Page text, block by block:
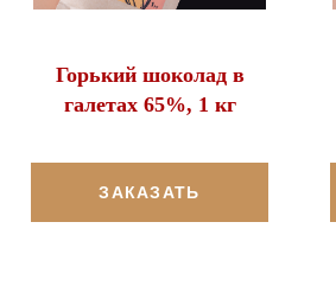
Горький шоколад в
галетах 65%, 1 кг
ЗАКАЗАТЬ